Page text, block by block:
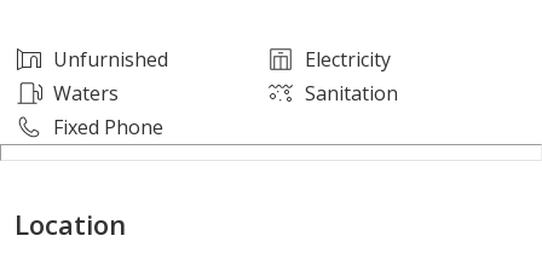
إشراف هندسي
تأمين ضد العيوب الخفية (ملاذ 10 سنوات)
ضمان القواطع والأفياش 25 سنة
Unfurnished
Electricity
Waters
Sanitation
Fixed Phone
Location